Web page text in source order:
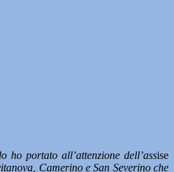
portato all’attenzione dell’assise
Camerino e San Severino che